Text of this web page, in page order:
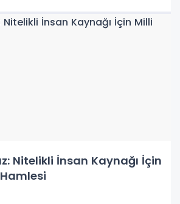
Nitelikli İnsan Kaynağı İçin